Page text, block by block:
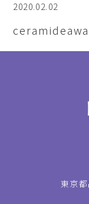
2020.02.02
東京